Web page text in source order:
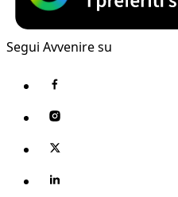
Segui Avvenire su